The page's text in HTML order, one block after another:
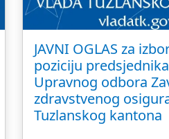
JAVNI OGLAS za
poziciju
Upravnog odbora
zdravstvenog
Tuzlanskog kantona